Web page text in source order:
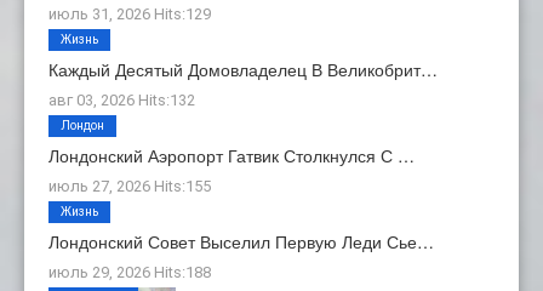
июль 31, 2026 Hits:129
Каждый Десятый Домовладелец В Великобрит…
авг 03, 2026 Hits:132
Жизнь
Лондонский Аэропорт Гатвик Столкнулся С …
июль 27, 2026 Hits:155
Лондон
Лондонский Совет Выселил Первую Леди Сье…
июль 29, 2026 Hits:188
Жизнь